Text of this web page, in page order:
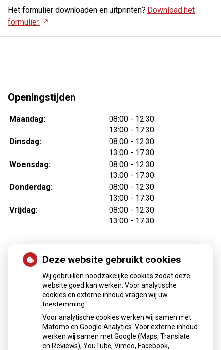
Het formulier downloaden en uitprinten? Download het
formulier.
Openingstijden
Maandag: 08:00 tot
- 12:30
13:00 tot
- 17:30
Dinsdag:
08:00 tot
- 12:30
13:00 tot
- 17:30
Woensdag:
08:00 tot
- 12:30
13:00 tot
- 17:30
Donderdag:
08:00 tot
- 12:30
13:00 tot
- 17:30
Vrijdag:
08:00 tot
- 12:30
13:00 tot
- 17:30
Nieuws
Sinds huisartsen afslankmedicijnen mogen voorschrijven,
neemt gebruik toe
Schurft sinds corona geen vergeten ziekte meer: aantal
uitbraken fors gestegen
Stoppen met afslankmedicijnen betekent zonder
leefstijlaanpassingen weer gewichtstoename
Deze website gebruikt cookies
Wij gebruiken noodzakelijke cookies zodat deze
website goed kan werken. Voor analytische
cookies en externe inhoud vragen wij uw
toestemming.
Voor analytische cookies werken wij samen met
Matomo en Google Analytics. Voor externe inhoud
werken wij samen met Google (Maps, Translate
en Reviews), YouTube, Vimeo, Facebook,